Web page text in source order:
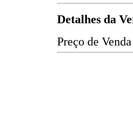
Detalhes da
Preço de